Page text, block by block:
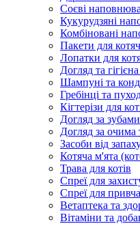
Соєві
Кукурудзяні
Комбіновані
Пакети для
Лопатки для
Догляд та
Шампуні та
Гребінці та
Кігтерізи для
Догляд за зубами
Догляд за очима
Засоби від
Котяча м'ята
Трава для котів
Спреї для
Спреї для
Ветаптека та
Вітаміни та